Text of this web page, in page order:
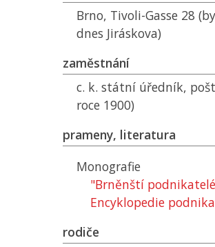
Brno, Tivoli-Gasse 28
dnes Jiráskova)
zaměstnání
c. k. státní úředník,
roce 1900)
prameny, literatura
Monografie
"Brněnští
Encyklopedie
rodiče